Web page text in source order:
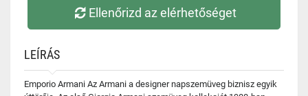
Ellenőrizd az elérhetőséget
LEÍRÁS
Emporio Armani Az Armani a designer napszemüveg biznisz egyik